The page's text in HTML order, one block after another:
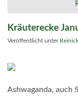
Kräuterecke
Veröffentlicht unter
Ashwaganda, auch